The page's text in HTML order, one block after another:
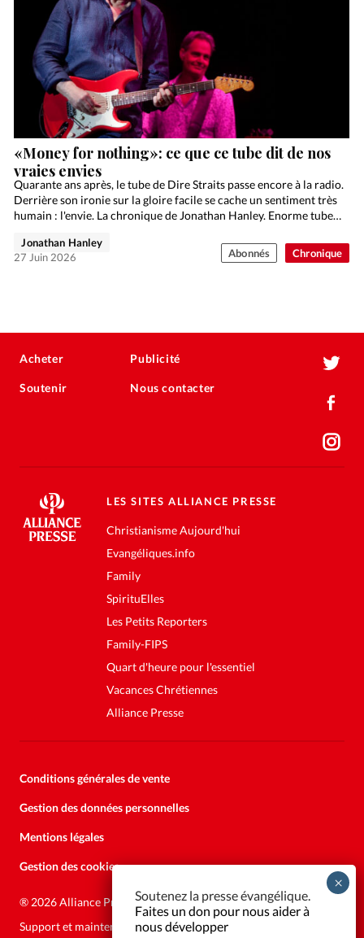
Chronique
«Money for nothing»: ce que ce tube dit de nos
vraies envies
Quarante ans après, le tube de Dire Straits passe encore à la radio.
Derrière son ironie sur la gloire facile se cache un sentiment très
humain : l'envie. La chronique de Jonathan Hanley. Enorme tube…
Jonathan Hanley
27 Juin 2026
Abonnés
Acheter
Soutenir
Publicité
Nous contacter
LES SITES ALLIANCE PRESSE
Christianisme Aujourd'hui
Evangéliques.info
Family
SpirituElles
Les Petits Reporters
Family-FIPS
Quart d'heure pour l'essentiel
Vacances Chrétiennes
Alliance Presse
Conditions générales de vente
Gestion des données personnelles
Mentions légales
Gestion des cookies
® 2026 Alliance Presse
Support et maintenance:Solutions Kläy
Faites un don pour nous aider à
nous développer